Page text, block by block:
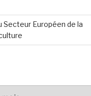
Européen de la